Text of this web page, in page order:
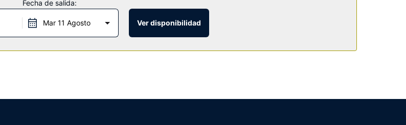
a 09:00.
Fecha de salida:
Mar 11 Agosto Ver disponibilidad